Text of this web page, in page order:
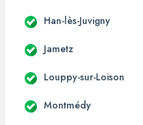
Han-lès-Juvigny
Jametz
Louppy-sur-Loison
Montmédy